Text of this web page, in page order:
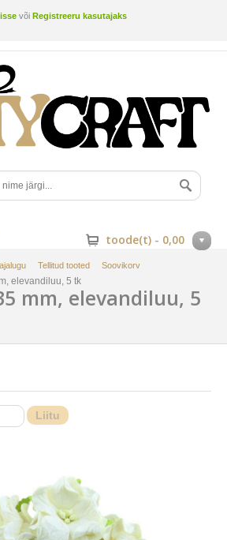
või Registreeru kasutajaks
toode(t) - 0,00
Tellitud tooted Soovikorv
elevandiluu, 5 tk
mm, elevandiluu, 5
Liitu